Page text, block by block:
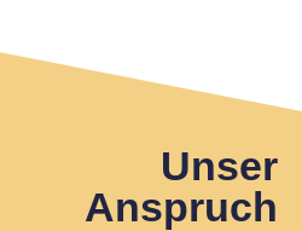
Unser
Anspruch